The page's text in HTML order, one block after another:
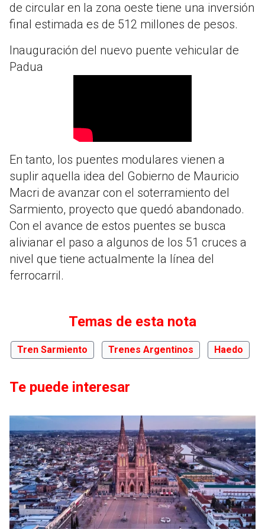
de circular en la zona oeste tiene una inversión
final estimada es de 512 millones de pesos.
Inauguración del nuevo puente vehicular de
Padua
En tanto, los puentes modulares vienen a
suplir aquella idea del Gobierno de Mauricio
Macri de avanzar con el soterramiento del
Sarmiento, proyecto que quedó abandonado.
Con el avance de estos puentes se busca
alivianar el paso a algunos de los 51 cruces a
nivel que tiene actualmente la línea del
ferrocarril.
Temas de esta nota
Tren Sarmiento Trenes Argentinos Haedo
Te puede interesar